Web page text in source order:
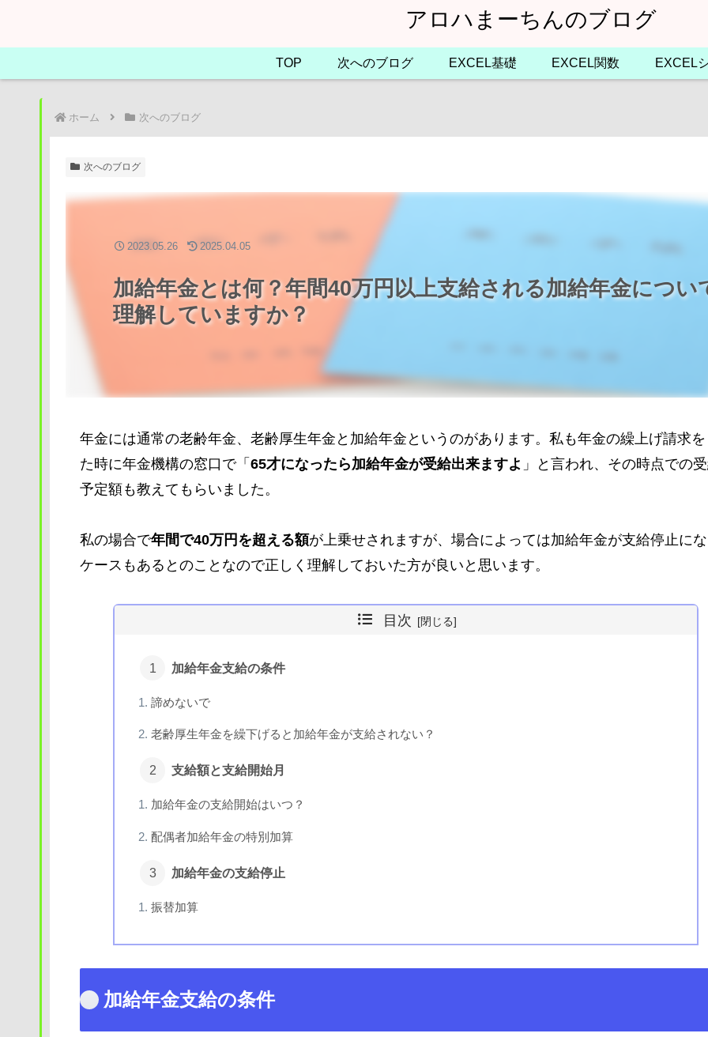
アロハまーちんのブログ
TOP 次へのブログ EXCEL基礎 EXCEL関数 EXCEL
ホーム 次へのブログ
次へのブログ
加給年金とは何？年間40万円以上支給される加給年金につい
理解していますか？
2023.05.26 2025.04.05
年金には通常の老齢年金、老齢厚生年金と加給年金というのがあります。私も年金の繰上げ請求
た時に年金機構の窓口で「 65才になったら加給年金が受給出来ますよ 」と言われ、その時点での
予定額も教えてもらいました。
私の場合で年間で40万円を超える額が上乗せされますが、場合によっては加給年金が支給停止に
ケースもあるとのことなので正しく理解しておいた方が良いと思います。
目次
加給年金支給の条件
諦めないで
老齢厚生年金を繰下げると加給年金が支給されない？
支給額と支給開始月
加給年金の支給開始はいつ？
配偶者加給年金の特別加算
加給年金の支給停止
振替加算
加給年金支給の条件